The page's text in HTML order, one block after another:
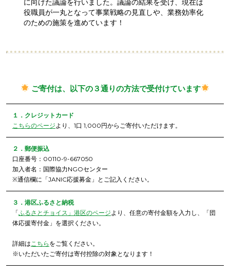
に向けた議論を行いました。議論の結果を受け、現在は
役職員が一丸となって事業戦略の見直しや、業務効率化
のための施策を進めています！
ご寄付は、以下の３通りの方法で受付けています
１．クレジットカード
こちらのページ より、1口 1,000円からご寄付いただけます。
２．郵便振込
口座番号：00110-9-667050
加入者名：国際協力NGOセンター
※通信欄に「JANIC応援募金」とご記入ください。
３．港区ふるさと納税
「ふるさとチョイス」港区のページ より、任意の寄付金額を入力し、「団
体応援寄付金」を選択ください。
詳細は こちら をご覧ください。
※いただいたご寄付は寄付控除の対象となります！